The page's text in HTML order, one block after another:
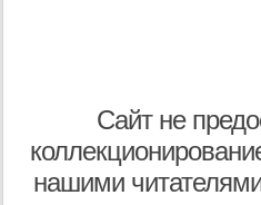
Сайт не
нашими